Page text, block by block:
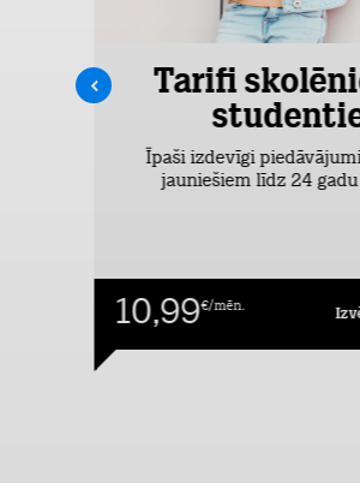
Tarifi
Īpaši izdevīgi
jauniešiem līdz 24
10,99€/mēn.